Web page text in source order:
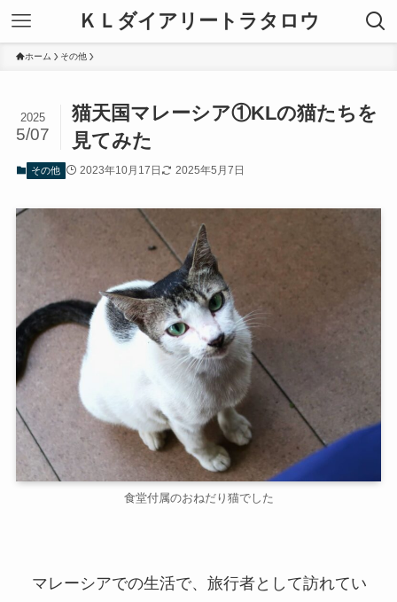
ＫＬダイアリートラタロウ
ホーム その他
猫天国マレーシア①KLの猫たちを
見てみた
2025
5/07
その他 2023年10月17日 2025年5月7日
食堂付属のおねだり猫でした
マレーシアでの生活で、旅行者として訪れてい